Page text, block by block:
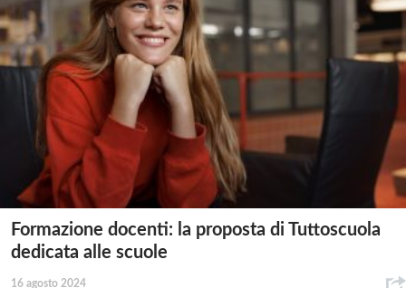
Formazione docenti: la proposta di Tuttoscuola
dedicata alle scuole
16 agosto 2024